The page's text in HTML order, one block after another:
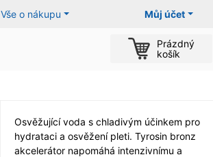
Můj účet
Vše o nákupu
Prázdný
košík
Osvěžující voda s chladivým účinkem pro
hydrataci a osvěžení pleti. Tyrosin bronz
akcelerátor napomáhá intenzivnímu a